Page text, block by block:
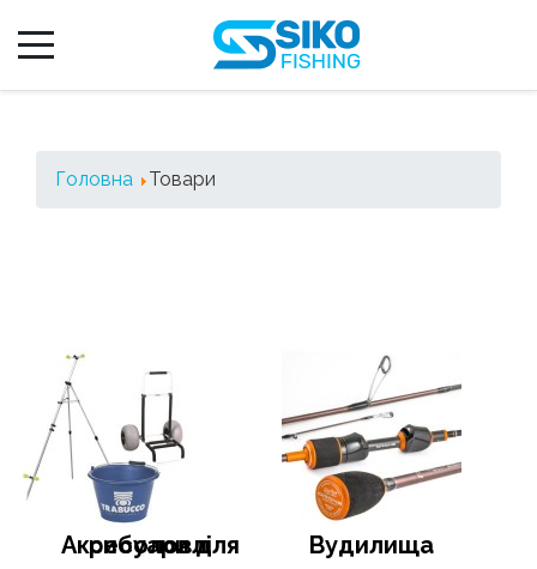
Головна Товари
Аксесуари для риболовлі Вудилища